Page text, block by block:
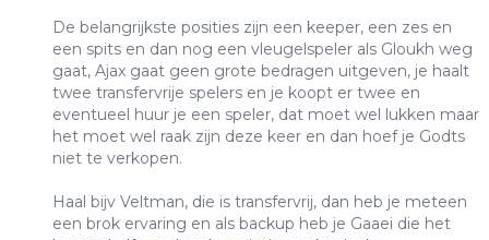
De belangrijkste posities zijn een keeper, een zes en
een spits en dan nog een vleugelspeler als Gloukh weg
gaat, Ajax gaat geen grote bedragen uitgeven, je haalt
twee transfervrije spelers en je koopt er twee en
eventueel huur je een speler, dat moet wel lukken maar
het moet wel raak zijn deze keer en dan hoef je Godts
niet te verkopen.
Haal bijv Veltman, die is transfervrij, dan heb je meteen
een brok ervaring en als backup heb je Gaaei die het